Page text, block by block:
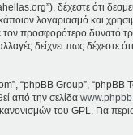
δέχεστε ότι
λογαριασμό και
τον προσφορότερο δυνατό
δείχνει πως δέχεστε
“phpBB Group”,
από την σελίδα
του GPL. Για